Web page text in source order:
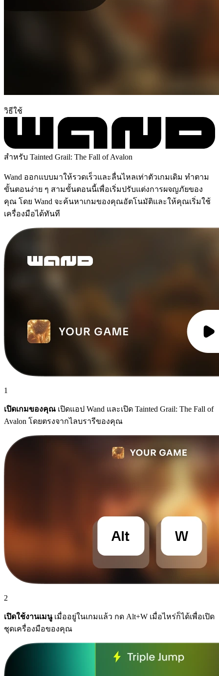
วิธีใช้
สำหรับ Tainted Grail: The Fall of Avalon
Wand ออกแบบมาให้รวดเร็วและลื่นไหลเท่าตัวเกมเดิม ทำตาม
ขั้นตอนง่าย ๆ สามขั้นตอนนี้เพื่อเริ่มปรับแต่งการผจญภัยของ
คุณ โดย Wand จะค้นหาเกมของคุณอัตโนมัติและให้คุณเริ่มใช้
เครื่องมือได้ทันที
1
เปิดเกมของคุณ เปิดแอป Wand และเปิด Tainted Grail: The Fall of
Avalon โดยตรงจากไลบรารีของคุณ
2
เปิดใช้งานเมนูเมื่ออยู่ในเกมแล้ว กด Alt+W เมื่อไหร่ก็ได้เพื่อเปิด
ชุดเครื่องมือของคุณ